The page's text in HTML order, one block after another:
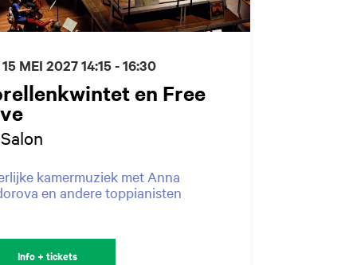
en Free
kamermuziek met Anna
en andere toppianisten
MEI 202714:15 - 16:30
Info + tickets